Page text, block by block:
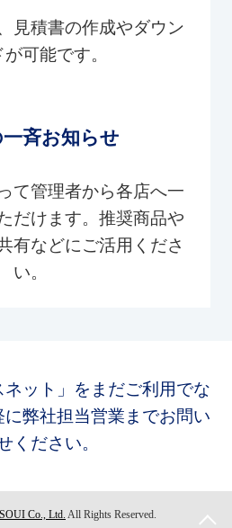
見積書の作成やダウン
可能です。
斉お知らせ
て管理者から各店へ一
だけます。推奨商品や
有などにご活用くださ
い。
ネット」をまだご利用でな
弊社担当営業までお問い
ください。
Co., Ltd. All Rights Reserved.